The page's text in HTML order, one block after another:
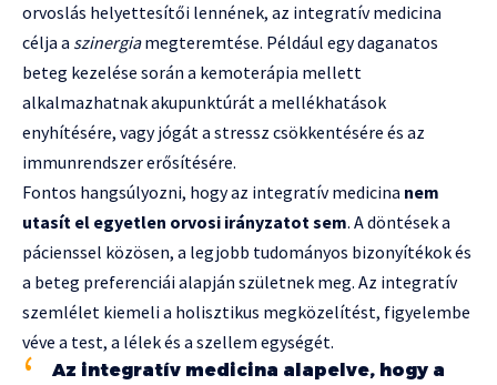
orvoslás helyettesítői lennének, az integratív medicina
célja a szinergiamegteremtése. Például egy daganatos
beteg kezelése során a kemoterápia mellett
alkalmazhatnak akupunktúrát a mellékhatások
enyhítésére, vagy jógát a stressz csökkentésére és az
immunrendszer erősítésére.
Fontos hangsúlyozni, hogy az integratív medicina nem
utasít el egyetlen orvosi irányzatot sem. A döntések a
pácienssel közösen, a legjobb tudományos bizonyítékok és
a beteg preferenciái alapján születnek meg. Az integratív
szemlélet kiemeli a holisztikus megközelítést, figyelembe
véve a test, a lélek és a szellem egységét.
Az integratív medicina alapelve, hogy a